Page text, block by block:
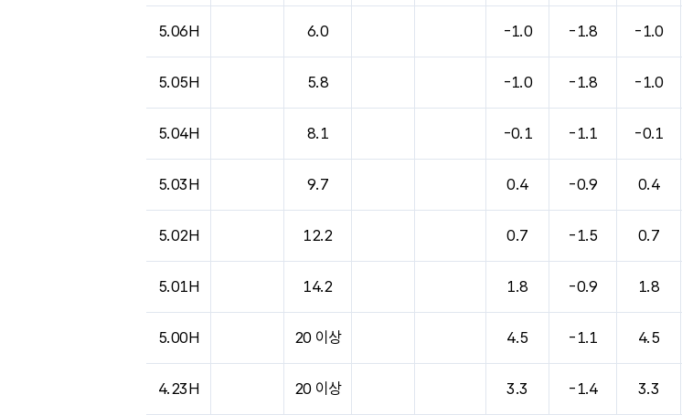
5.06H 6.0 -1.0 -1.8 -1.0
5.05H 5.8 -1.0 -1.8 -1.0
5.04H 8.1 -0.1 -1.1 -0.1
5.03H 9.7 0.4 -0.9 0.4
5.02H 12.2 0.7 -1.5 0.7
5.01H 14.2 1.8 -0.9 1.8
5.00H 20 이상 4.5 -1.1 4.5
4.23H 20 이상 3.3 -1.4 3.3